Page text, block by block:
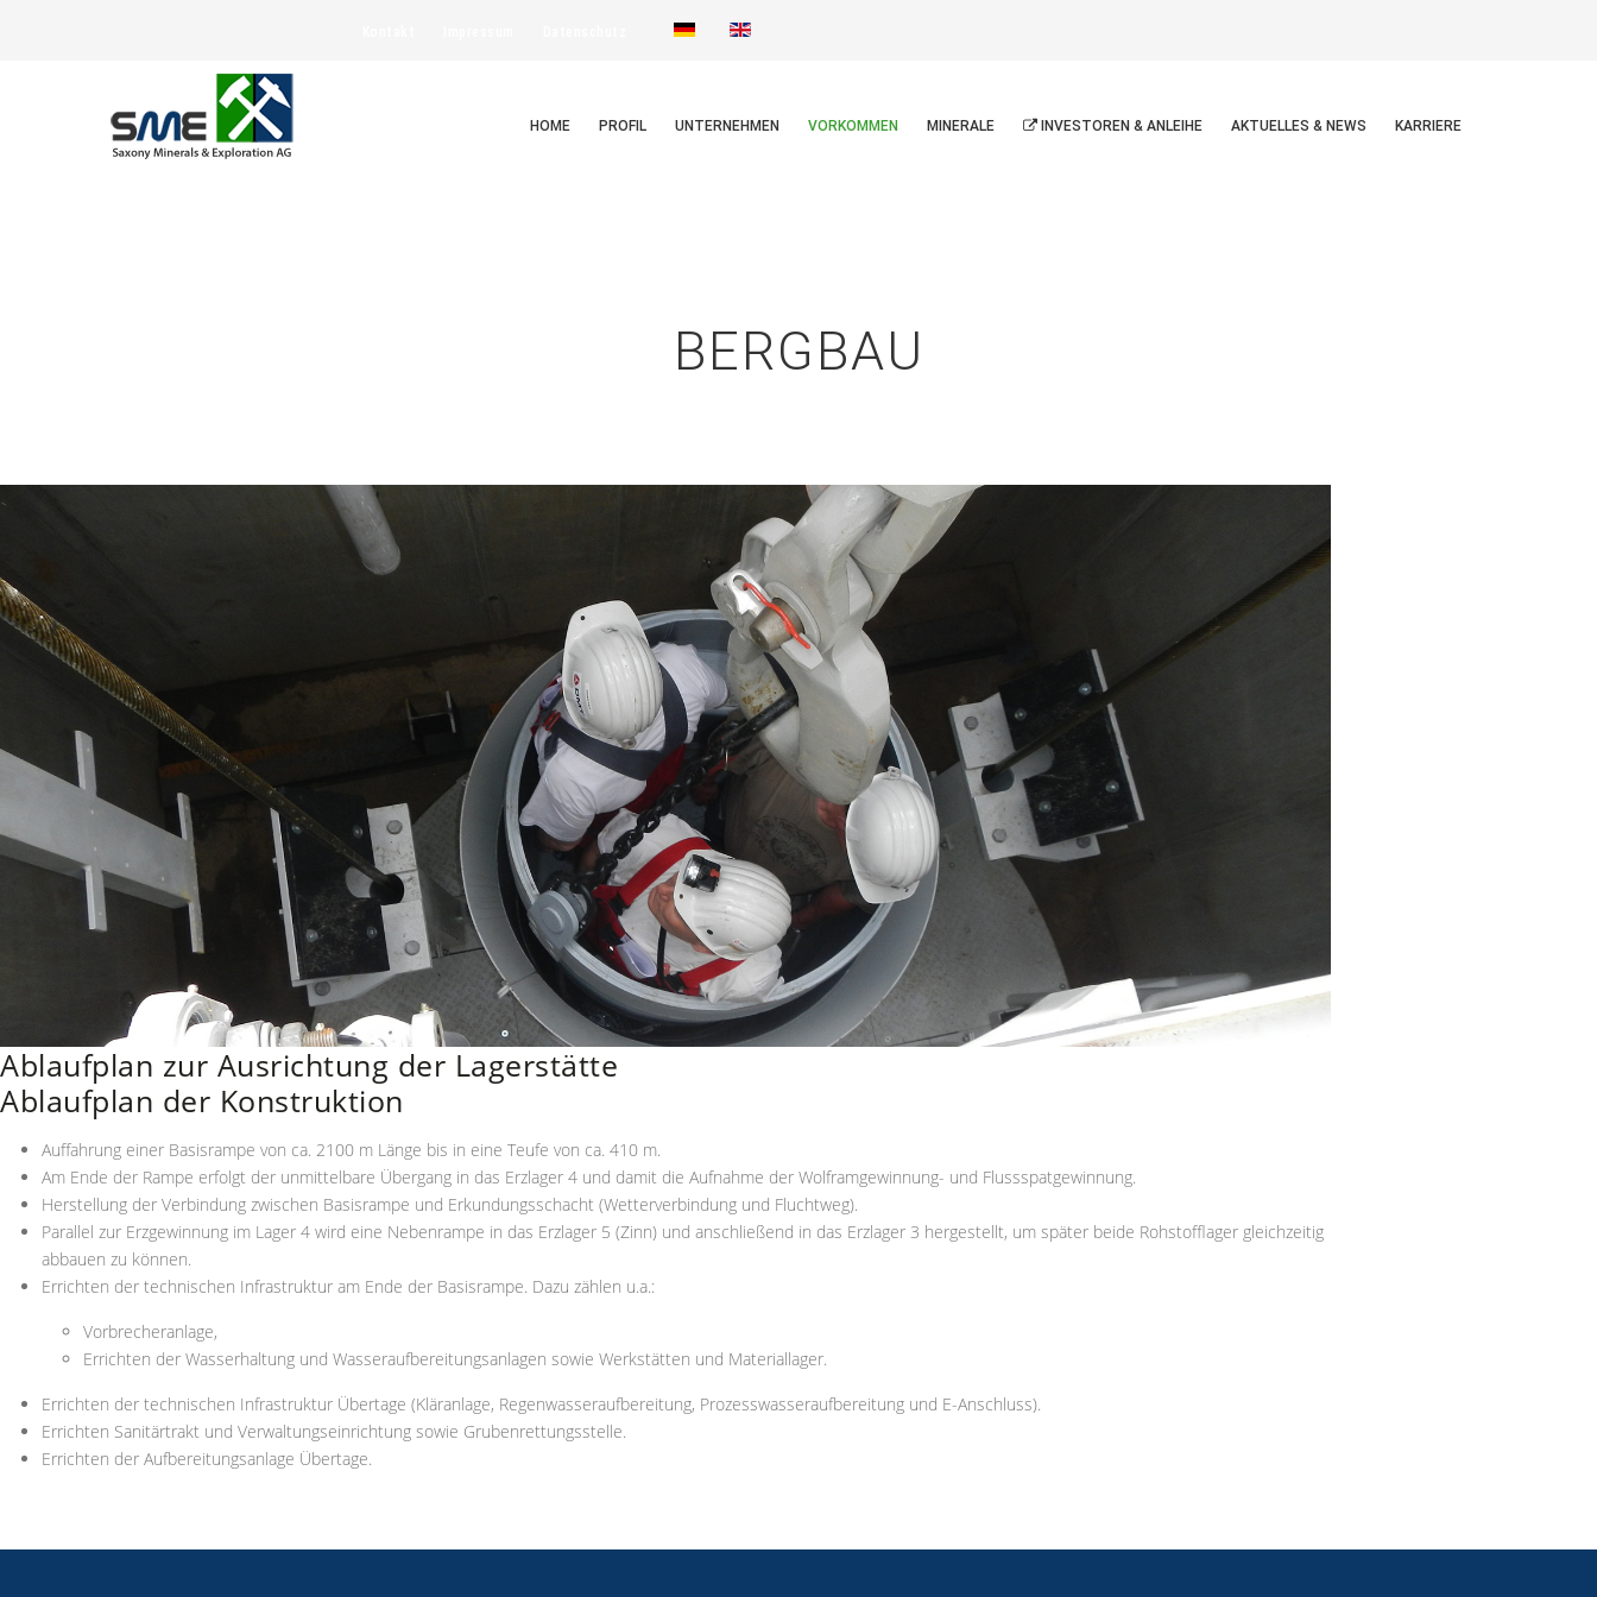
HOME PROFIL UNTERNEHMEN VORKOMMEN MINERALE INVESTOREN & ANLEIHE AKTUELLES & NEWS KARRIERE
BERGBAU
Ablaufplan zur Ausrichtung der Lagerstätte
Ablaufplan der Konstruktion
Auffahrung einer Basisrampe von ca. 2100 m Länge bis in eine Teufe von ca. 410 m.
Am Ende der Rampe erfolgt der unmittelbare Übergang in das Erzlager 4 und damit die Aufnahme der Wolframgewinnung- und Flussspatgewinnung.
Herstellung der Verbindung zwischen Basisrampe und Erkundungsschacht (Wetterverbindung und Fluchtweg).
Parallel zur Erzgewinnung im Lager 4 wird eine Nebenrampe in das Erzlager 5 (Zinn) und anschließend in das Erzlager 3 hergestellt, um später beide Rohstofflager gleichzeitig
abbauen zu können.
Errichten der technischen Infrastruktur am Ende der Basisrampe. Dazu zählen u.a.:
Vorbrecheranlage,
Errichten der Wasserhaltung und Wasseraufbereitungsanlagen sowie Werkstätten und Materiallager.
Errichten der technischen Infrastruktur Übertage (Kläranlage, Regenwasseraufbereitung, Prozesswasseraufbereitung und E-Anschluss).
Errichten Sanitärtrakt und Verwaltungseinrichtung sowie Grubenrettungsstelle.
Errichten der Aufbereitungsanlage Übertage.